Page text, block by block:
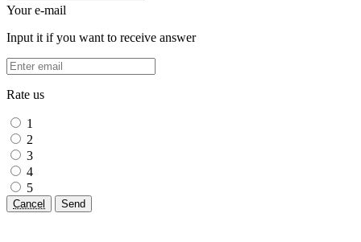
Your e-mail
Input it if you want to receive answer
Rate us
1
2
3
4
5
Cancel Send